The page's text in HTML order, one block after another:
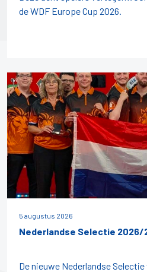
de WDF Europe Cup 2026.
5 augustus 2026
Nederlandse Selectie 2026/
De nieuwe Nederlandse